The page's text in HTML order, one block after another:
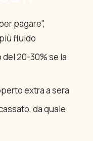
pagare",
fluido
20-30% se la
extra a sera
da quale